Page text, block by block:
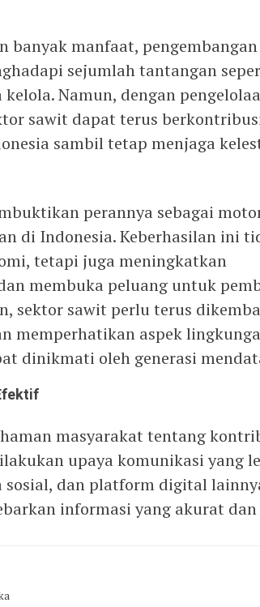
banyak manfaat, pengembangan
sejumlah tantangan
Namun, dengan
sawit dapat terus
sambil tetap menjaga
perannya sebagai
di Indonesia. Keberhasilan ini
tetapi juga meningkatkan
membuka peluang untuk
sektor sawit perlu terus
memperhatikan aspek
dinikmati oleh generasi
masyarakat tentang
upaya komunikasi yang
sosial, dan platform digital
informasi yang akurat